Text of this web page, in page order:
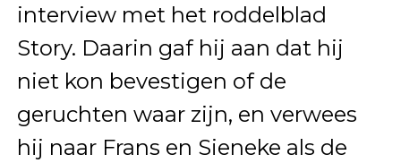
interview met het roddelblad
Story. Daarin gaf hij aan dat hij
niet kon bevestigen of de
geruchten waar zijn, en verwees
hij naar Frans en Sieneke als de